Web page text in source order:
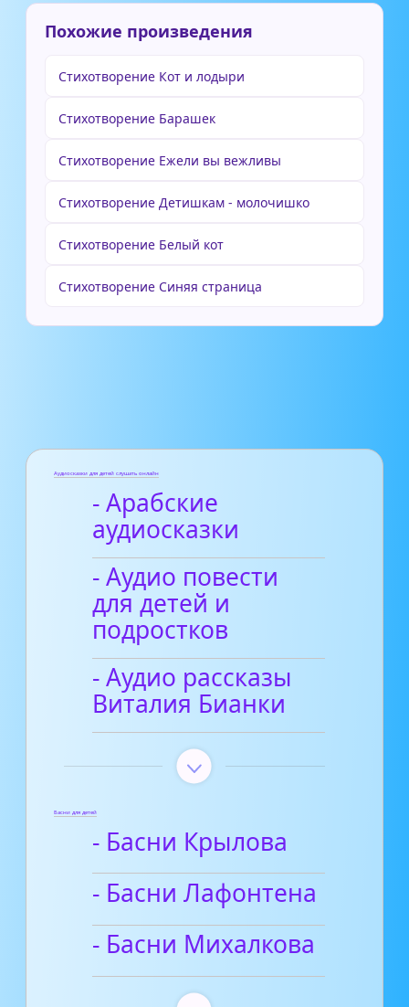
Похожие произведения
Стихотворение Кот и лодыри
Стихотворение Барашек
Стихотворение Ежели вы вежливы
Стихотворение Детишкам - молочишко
Стихотворение Белый кот
Стихотворение Синяя страница
Аудиосказки для детей слушать онлайн
- Арабские
аудиосказки
- Аудио повести
для детей и
подростков
- Аудио рассказы
Виталия Бианки
Басни для детей
- Басни Крылова
- Басни Лафонтена
- Басни Михалкова